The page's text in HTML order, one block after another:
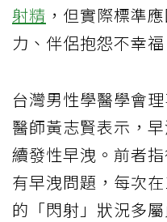
射精 ，但實際標準
力、伴侶抱怨不幸
台灣男性學醫學會
醫師黃志賢表示，
續發性早洩。前者
有早洩問題，每次
的「閃射」狀況多